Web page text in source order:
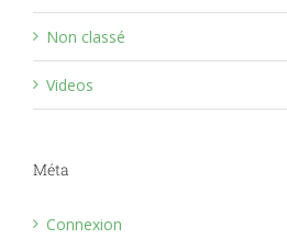
Non classé
Videos
Méta
Connexion